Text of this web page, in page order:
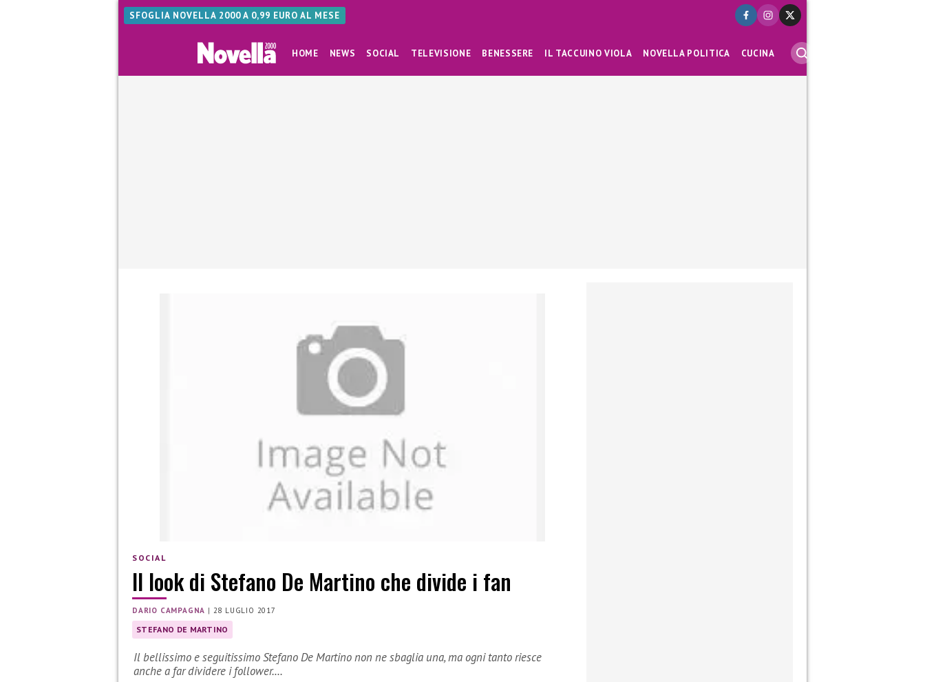
SFOGLIA NOVELLA 2000 A 0,99 EURO AL MESE
HOME NEWS SOCIAL TELEVISIONE BENESSERE IL TACCUINO VIOLA NOVELLA POLITICA CUCINA
SOCIAL
Il look di Stefano De Martino che divide i fan
DARIO CAMPAGNA | 28 LUGLIO 2017
STEFANO DE MARTINO
Il bellissimo e seguitissimo Stefano De Martino non ne sbaglia una, ma ogni tanto riesce
anche a far dividere i follower.…